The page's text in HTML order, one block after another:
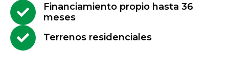
Financiamiento propio hasta 36
meses
Terrenos residenciales